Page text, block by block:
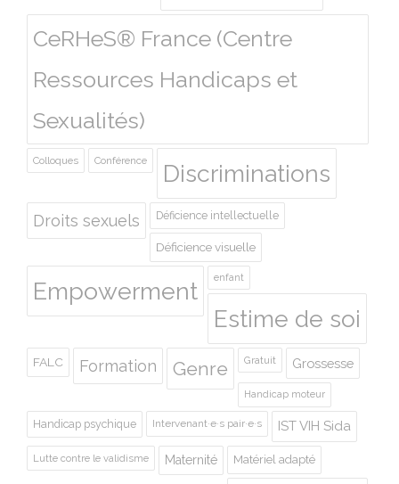
CeRHeS® France (Centre
Ressources Handicaps et
Sexualités)
Colloques Conférence Discriminations
Droits sexuels Déficience intellectuelle
Déficience visuelle
Empowerment enfant
Estime de soi
FALC Formation Genre Gratuit Grossesse
Handicap moteur
Handicap psychique Intervenant·e·s pair·e·s IST VIH Sida
Lutte contre le validisme Maternité Matériel adapté